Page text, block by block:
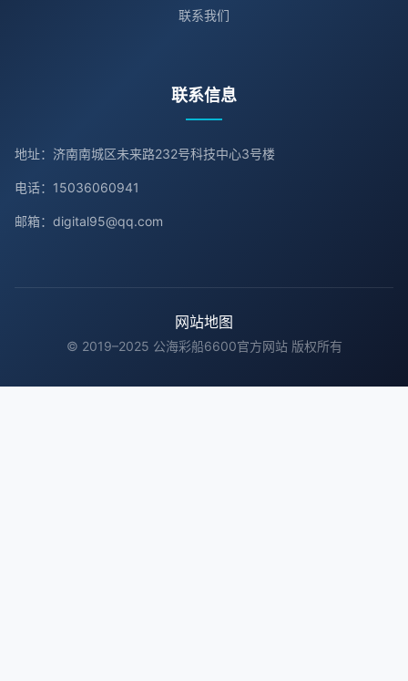
联系我们
联系信息
地址：济南南城区未来路232号科技中心3号楼
电话：15036060941
邮箱：digital95@qq.com
网站地图
© 2019–2025 公海彩船6600官方网站 版权所有